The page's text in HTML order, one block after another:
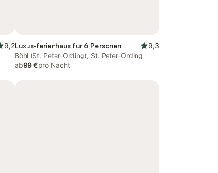
9,2Luxus-ferienhaus für 6 Personen
9,3
Böhl (St. Peter-Ording), St. Peter-Ording
ab99 €pro Nacht